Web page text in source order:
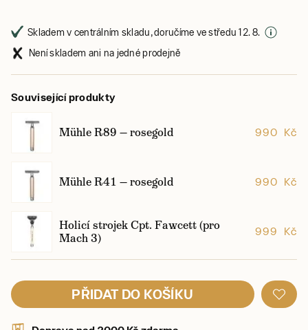
Skladem v centrálním skladu, doručíme ve středu 12. 8.
Není skladem ani na jedné prodejně
Související produkty
Mühle R89 — rosegold 990 Kč
Mühle R41 — rosegold 990 Kč
Holicí strojek Cpt. Fawcett (pro
Mach 3)
999 Kč
PŘIDAT DO KOŠÍKU